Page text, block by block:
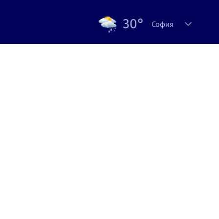
30° София